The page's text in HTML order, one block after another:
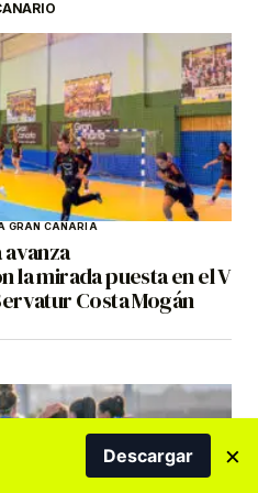
GRAN CANARIA
avanza
la mirada puesta en el V
Costa Mogán
Descargar ×